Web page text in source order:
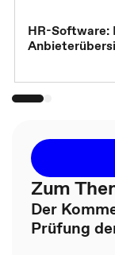
HR-
Zum
Der
Prüfung